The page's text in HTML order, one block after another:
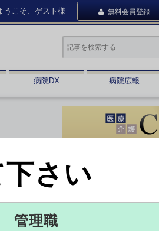
うこそ、ゲスト様 無料会員登録
病院DX 病院広報
さい
管理職